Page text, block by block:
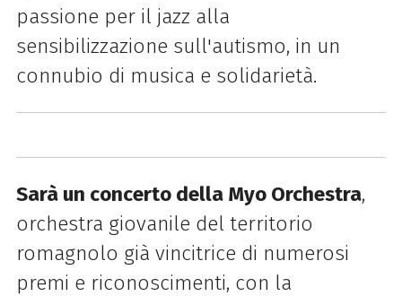
passione per il jazz alla
sensibilizzazione sull'autismo, in un
connubio di musica e solidarietà.
Sarà un concerto della Myo Orchestra,
orchestra giovanile del territorio
romagnolo già vincitrice di numerosi
premi e riconoscimenti, con la